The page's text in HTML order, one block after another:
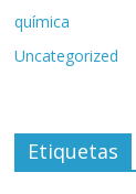
química
Uncategorized
Etiquetas